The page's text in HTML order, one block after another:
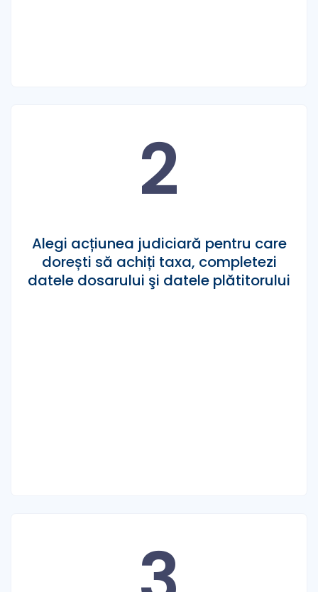
2
Alegi acțiunea judiciară pentru care
dorești să achiți taxa, completezi
datele dosarului şi datele plătitorului